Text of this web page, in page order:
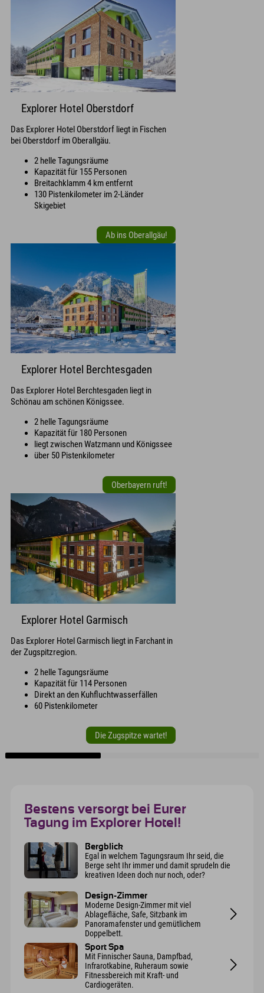
Explorer Hotel Oberstdorf
Das Explorer Hotel Oberstdorf liegt in Fischen
bei Oberstdorf im Oberallgäu.
2 helle Tagungsräume
Kapazität für 155 Personen
Breitachklamm 4 km entfernt
130 Pistenkilometer im 2-Länder
Skigebiet
Ab ins Oberallgäu!
Explorer Hotel Berchtesgaden
Das Explorer Hotel Berchtesgaden liegt in
Schönau am schönen Königssee.
2 helle Tagungsräume
Kapazität für 180 Personen
liegt zwischen Watzmann und Königssee
über 50 Pistenkilometer
Oberbayern ruft!
Explorer Hotel Garmisch
Das Explorer Hotel Garmisch liegt in Farchant in
der Zugspitzregion.
2 helle Tagungsräume
Kapazität für 114 Personen
Direkt an den Kuhfluchtwasserfällen
60 Pistenkilometer
Die Zugspitze wartet!
Bestens versorgt bei Eurer
Tagung im Explorer Hotel!
Bergblick
Egal in welchem Tagungsraum Ihr seid, die
Berge seht Ihr immer und damit sprudeln die
kreativen Ideen doch nur noch, oder?
Design-Zimmer
Moderne Design-Zimmer mit viel
Ablagefläche, Safe, Sitzbank im
Panoramafenster und gemütlichem
Doppelbett.
Sport Spa
Mit Finnischer Sauna, Dampfbad,
Infrarotkabine, Ruheraum sowie
Fitnessbereich mit Kraft- und
Cardiogeräten.